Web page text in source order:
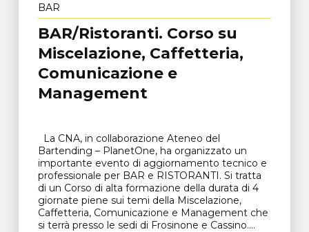
BAR
BAR/Ristoranti. Corso su
Miscelazione, Caffetteria,
Comunicazione e
Management
La CNA, in collaborazione Ateneo del
Bartending – PlanetOne, ha organizzato un
importante evento di aggiornamento tecnico e
professionale per BAR e RISTORANTI. Si tratta
di un Corso di alta formazione della durata di 4
giornate piene sui temi della Miscelazione,
Caffetteria, Comunicazione e Management che
si terrà presso le sedi di Frosinone e Cassino....